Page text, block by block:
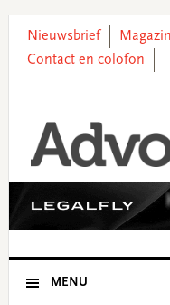
primary
main
primary
footer
Nieuwsbrief
Contact en colofon
MENU